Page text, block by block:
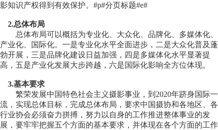
影知识产权得到有效保护。#p#分页标题#e#
2.总体布局
总体布局可以概括为专业化、大众化、品牌化、多媒体化、
产业化、国际化。一是专业化水平全面进步，二是大众化普及蓬
勃开展，三是品牌化建设日益加强，四是多媒体化水平显著提
高，五是产业化发展大步跨越，六是国际化影响全方位体现。
3.基本要求
繁荣发展中国特色社会主义摄影事业，到2020年跻身国际一
流，实现总体目标，完成总体布局，要求中国摄协和各地区、各
行业协会必须奋力拼搏，努力以自身的工作推进整体事业的发
展，要牢牢把握五个方面的基本要求，并体现在各个方面的工作